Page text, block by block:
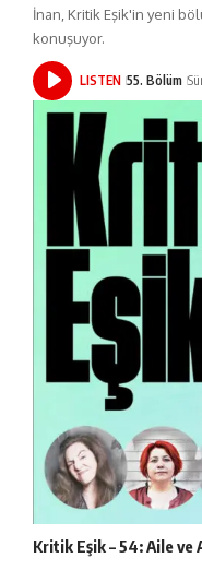
İnan, Kritik Eşik'in yeni
konuşuyor.
LISTEN 55. Bölüm
Kritik Eşik – 54: Aile ve